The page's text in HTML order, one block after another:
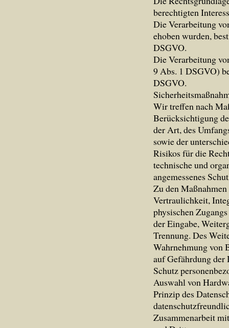
berechtigten
Die Verarbeitung
ehoben wurden,
DSGVO.
Die Verarbeitung
9 Abs. 1 DSGVO)
DSGVO.
Wir treffen nach
Berücksichtigung
der Art, des
sowie der
Risikos für die
technische und
angemessenes
Zu den
Vertraulichkeit,
physischen
der Eingabe,
Trennung. Des
Wahrnehmung von
auf Gefährdung der
Schutz
Auswahl von
Prinzip des
Zusammenarbeit